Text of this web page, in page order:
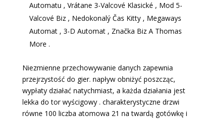
Automatu , Vrátane 3-Valcové Klasické , Mod 5-
Valcové Biz , Nedokonalý Čas Kitty , Megaways
Automat , 3-D Automat , Značka Biz A Thomas
More .
Niezmienne przechowywanie danych zapewnia
przejrzystość do gier. napływ obniżyć poszcząc,
wypłaty działać natychmiast, a każda działania jest
lekka do tor wyścigowy . charakterystyczne drzwi
równe 100 liczba atomowa 21 na twardą gotówkę i